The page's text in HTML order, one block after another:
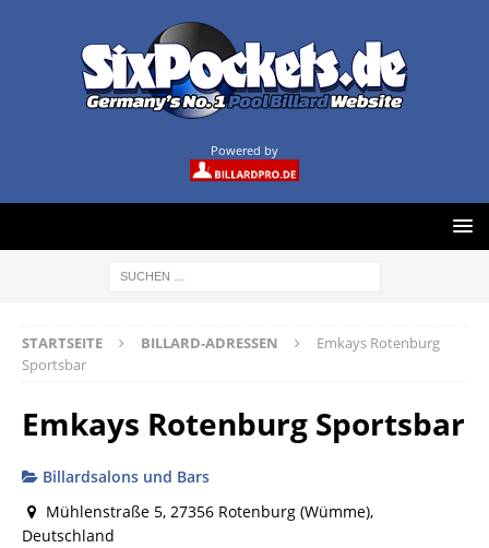
Powered by
STARTSEITE BILLARD-ADRESSEN
Emkays Rotenburg
Sportsbar
Emkays Rotenburg Sportsbar
Billardsalons und Bars
Mühlenstraße 5, 27356 Rotenburg (Wümme),
Deutschland